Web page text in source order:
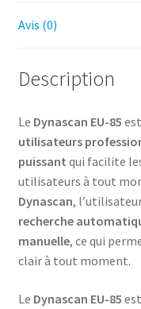
Avis (0)
Description
Le Dynascan EU-85
utilisateurs
puissant qui facilite
utilisateurs à tout
Dynascan,
recherche
manuelle, ce qui
clair à tout moment.
Le Dynascan EU-85